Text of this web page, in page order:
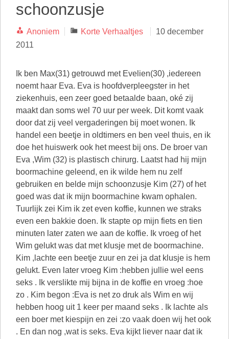
schoonzusje
Anoniem Categorieën
Korte Verhaaltjes
10 december
2011
Ik ben Max(31) getrouwd met Evelien(30) ,iedereen
noemt haar Eva. Eva is hoofdverpleegster in het
ziekenhuis, een zeer goed betaalde baan, oké zij
maakt dan soms wel 70 uur per week. Dit komt vaak
door dat zij veel vergaderingen bij moet wonen. Ik
handel een beetje in oldtimers en ben veel thuis, en ik
doe het huiswerk ook het meest bij ons. De broer van
Eva ,Wim (32) is plastisch chirurg. Laatst had hij mijn
boormachine geleend, en ik wilde hem nu zelf
gebruiken en belde mijn schoonzusje Kim (27) of het
goed was dat ik mijn boormachine kwam ophalen.
Tuurlijk zei Kim ik zet even koffie, kunnen we straks
even een bakkie doen. Ik stapte op mijn fiets en tien
minuten later zaten we aan de koffie. Ik vroeg of het
Wim gelukt was dat met klusje met de boormachine.
Kim ,lachte een beetje zuur en zei ja dat klusje is hem
gelukt. Even later vroeg Kim :hebben jullie wel eens
seks . Ik verslikte mij bijna in de koffie en vroeg :hoe
zo . Kim begon :Eva is net zo druk als Wim en wij
hebben hoog uit 1 keer per maand seks . Ik lachte als
een boer met kiespijn en zei :zo vaak doen wij het ook
. En dan nog ,wat is seks. Eva kijkt liever naar dat ik